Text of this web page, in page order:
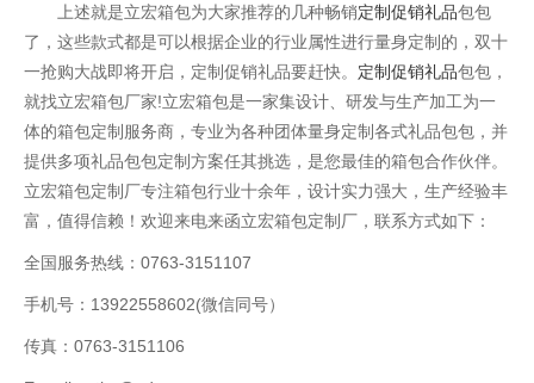
上述就是立宏箱包为大家推荐的几种畅销定制促销礼品包包
了，这些款式都是可以根据企业的行业属性进行量身定制的，双十
一抢购大战即将开启，定制促销礼品要赶快。 定制促销礼品包包，
就找立宏箱包厂家!立宏箱包是一家集设计、研发与生产加工为一
体的箱包定制服务商，专业为各种团体量身定制各式礼品包包，并
提供多项礼品包包定制方案任其挑选，是您最佳的箱包合作伙伴。
立宏箱包定制厂专注箱包行业十余年，设计实力强大，生产经验丰
富，值得信赖！欢迎来电来函立宏箱包定制厂，联系方式如下：
全国服务热线：0763-3151107
手机号：13922558602(微信同号）
传真：0763-3151106